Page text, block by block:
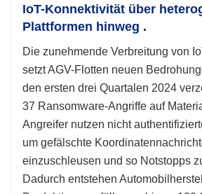
IoT-Konnektivität über
Plattformen hinweg .
Die zunehmende Verbreitung von
setzt AGV-Flotten neuen
den ersten drei Quartalen 2024
37 Ransomware-Angriffe auf
Angreifer nutzen nicht
um gefälschte
einzuschleusen und so Notstopps
Dadurch entstehen